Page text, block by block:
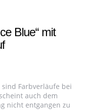
Blue“ mit
Farbverläufe bei
auch dem
nicht entgangen zu